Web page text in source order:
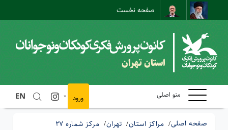
صفحه نخست
نقشه سایت
ارتباط مستقیم
استان تهران
منو اصلی EN ورود
صفحه اصلی مراکز استان تهران مرکز شماره 27